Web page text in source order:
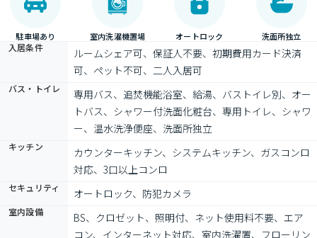
駐車場あり 室内洗濯機置場 オートロック 洗面所独立
入居条件
ルームシェア可、保証人不要、初期費用カード決済
可、ペット不可、二人入居可
バス・トイレ
専用バス、追焚機能浴室、給湯、バストイレ別、オー
トバス、シャワー付洗面化粧台、専用トイレ、シャワ
ー、温水洗浄便座、洗面所独立
キッチン
カウンターキッチン、システムキッチン、ガスコンロ
対応、3口以上コンロ
セキュリティ オートロック、防犯カメラ
室内設備
BS、クロゼット、照明付、ネット使用料不要、エア
コン、インターネット対応、室内洗濯置、フローリン